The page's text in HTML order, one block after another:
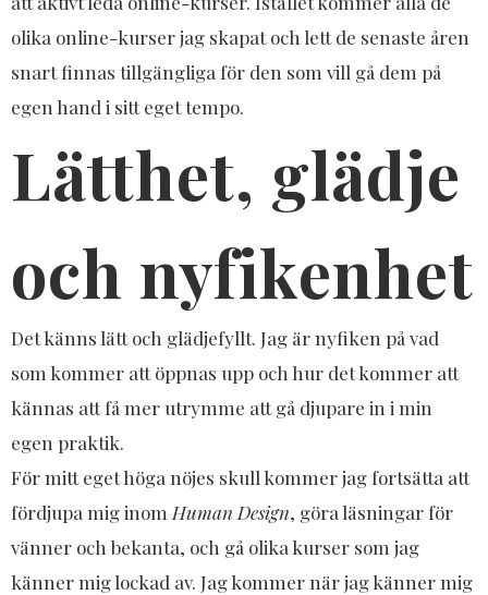
olika online-kurser jag skapat och lett de senaste åren
snart finnas tillgängliga för den som vill gå dem på
egen hand i sitt eget tempo.
Lätthet, glädje
och nyfikenhet
Det känns lätt och glädjefyllt. Jag är nyfiken på vad
som kommer att öppnas upp och hur det kommer att
kännas att få mer utrymme att gå djupare in i min
egen praktik.
För mitt eget höga nöjes skull kommer jag fortsätta att
fördjupa mig inom Human Design, göra läsningar för
vänner och bekanta, och gå olika kurser som jag
känner mig lockad av. Jag kommer när jag känner mig